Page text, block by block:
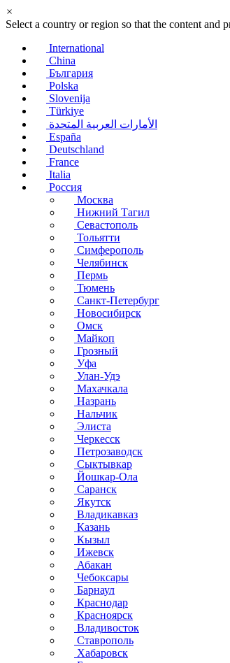
×
Select a country or region so that the content and
International
China
България
Polska
Slovenija
Türkiye
الأمارات العربية المتحدة
España
Deutschland
France
Italia
Россия
Москва
Нижний Тагил
Севастополь
Тольятти
Симферополь
Челябинск
Пермь
Тюмень
Санкт-Петербург
Новосибирск
Омск
Майкоп
Грозный
Уфа
Улан-Удэ
Махачкала
Назрань
Нальчик
Элиста
Черкесск
Петрозаводск
Сыктывкар
Йошкар-Ола
Саранск
Якутск
Владикавказ
Казань
Кызыл
Ижевск
Абакан
Чебоксары
Барнаул
Краснодар
Красноярск
Владивосток
Ставрополь
Хабаровск